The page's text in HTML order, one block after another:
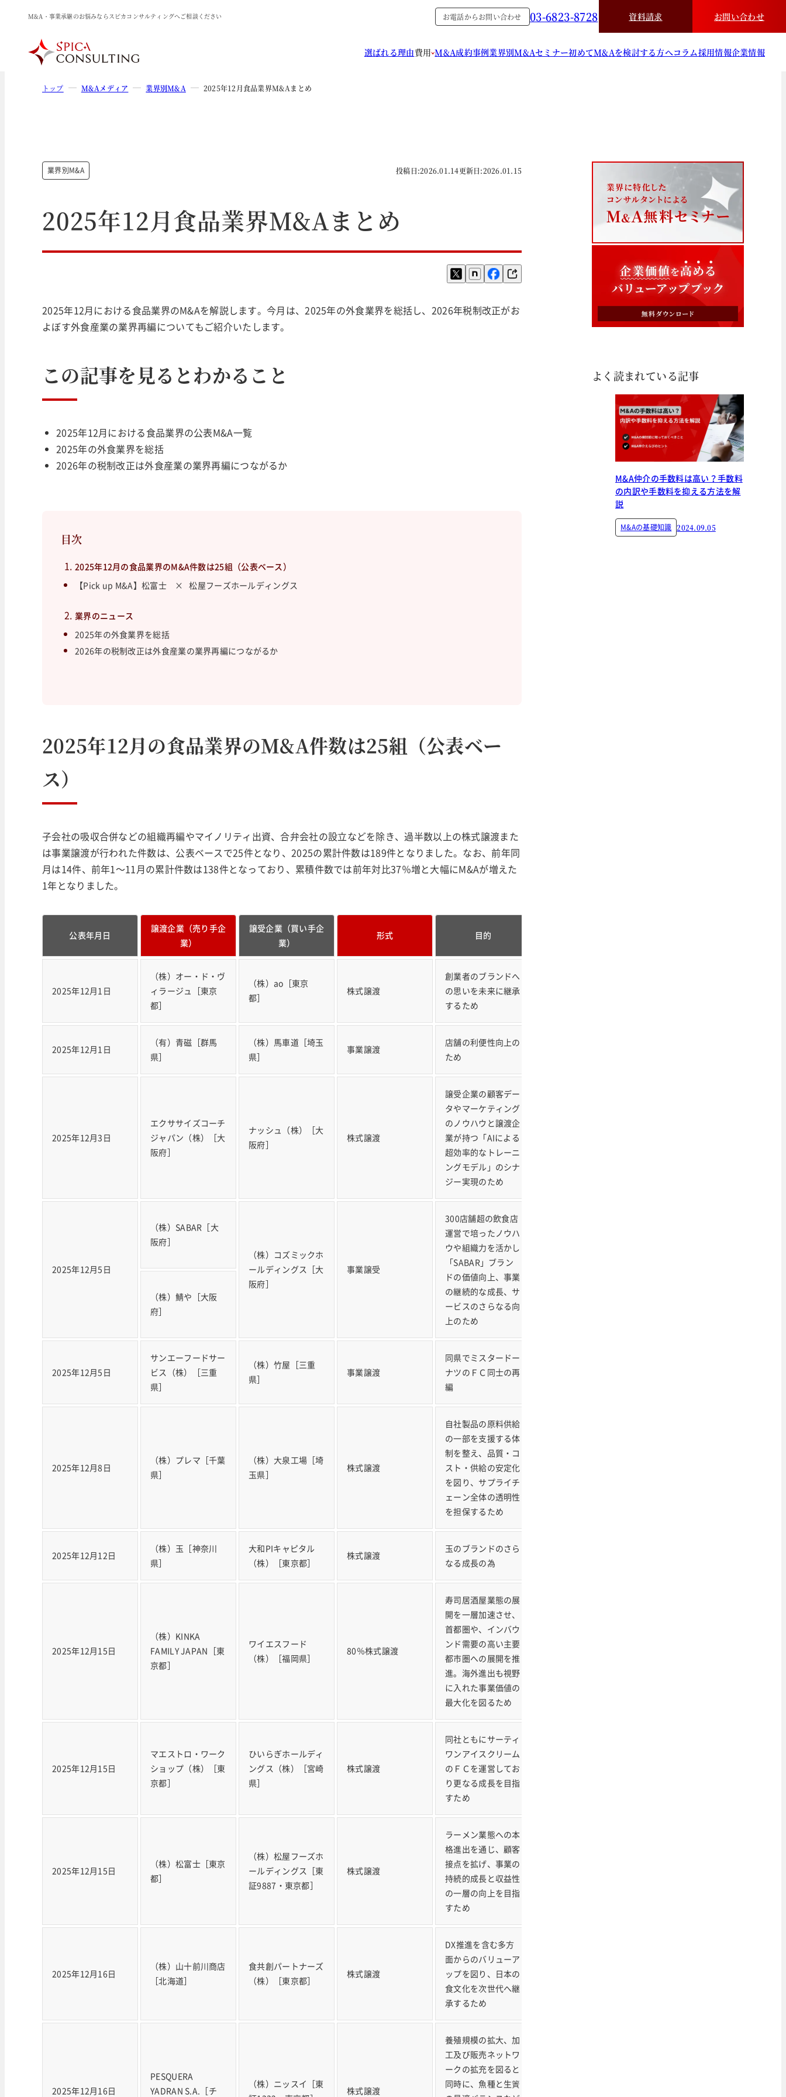
M&A・事業承継のお悩みならスピカコンサルティングへご相談ください お電話からお問い合わせ 03-6823-8728 資料請求 お問い合わせ
選ばれる理由費用 M&A成約事例業界別M&Aセミナー初めてM&Aを検討する方へコラム採用情報企業情報
トップ M&Aメディア 業界別M&A 2025年12月食品業界M&Aまとめ
業界別M&A 投稿日:2026.01.14更新日:2026.01.15
2025年12月食品業界M&Aまとめ
2025年12月における食品業界のM&Aを解説します。今月は、2025年の外食業界を総括し、2026年税制改正がお
よぼす外食産業の業界再編についてもご紹介いたします。
この記事を見るとわかること
2025年12月における食品業界の公表M&A一覧
2025年の外食業界を総括
2026年の税制改正は外食産業の業界再編につながるか
目次
2025年12月の食品業界のM&A件数は25組（公表ベース）
【Pick up M&A】松富士 × 松屋フーズホールディングス
業界のニュース
2025年の外食業界を総括
2026年の税制改正は外食産業の業界再編につながるか
2025年12月の食品業界のM&A件数は25組（公表ベー
ス）
子会社の吸収合併などの組織再編やマイノリティ出資、合弁会社の設立などを除き、過半数以上の株式譲渡また
は事業譲渡が行われた件数は、公表ベースで25件となり、2025の累計件数は189件となりました。なお、前年同
月は14件、前年1～11月の累計件数は138件となっており、累積件数では前年対比37％増と大幅にM&Aが増えた
1年となりました。
公表年月日
譲渡企業（売り手企
業）
譲受企業（買い手企
業）
形式 目的
2025年12月1日
（株）オー・ド・ヴ
ィラージュ［東京
都］
（株）ao［東京
都］
株式譲渡
創業者のブランドへ
の思いを未来に継承
するため
2025年12月1日
（有）青磁［群馬
県］
（株）馬車道［埼玉
県］
事業譲渡
店舗の利便性向上の
ため
2025年12月3日
エクササイズコーチ
ジャパン（株）［大
阪府］
ナッシュ（株）［大
阪府］
株式譲渡
譲受企業の顧客デー
タやマーケティング
のノウハウと譲渡企
業が持つ「AIによる
超効率的なトレーニ
ングモデル」のシナ
ジー実現のため
2025年12月5日
（株）SABAR［大
阪府］
（株）コズミックホ
ールディングス［大
阪府］
事業譲受
300店舗超の飲食店
運営で培ったノウハ
ウや組織力を活かし
「SABAR」ブラン
ドの価値向上、事業
の継続的な成長、サ
ービスのさらなる向
上のため
（株）鯖や［大阪
府］
2025年12月5日
サンエーフードサー
ビス（株）［三重
県］
（株）竹屋［三重
県］
事業譲渡
同県でミスタードー
ナツのＦＣ同士の再
編
2025年12月8日
（株）プレマ［千葉
県］
（株）大泉工場［埼
玉県］
株式譲渡
自社製品の原料供給
の一部を支援する体
制を整え、品質・コ
スト・供給の安定化
を図り、サプライチ
ェーン全体の透明性
を担保するため
2025年12月12日
（株）玉［神奈川
県］
大和PIキャピタル
（株）［東京都］
株式譲渡
玉のブランドのさら
なる成長の為
2025年12月15日
（株）KINKA
FAMILY JAPAN［東
京都］
ワイエスフード
（株）［福岡県］
80％株式譲渡
寿司居酒屋業態の展
開を一層加速させ、
首都圏や、インバウ
ンド需要の高い主要
都市圏への展開を推
進。海外進出も視野
に入れた事業価値の
最大化を図るため
2025年12月15日
マエストロ・ワーク
ショップ（株）［東
京都］
ひいらぎホールディ
ングス（株）［宮崎
県］
株式譲渡
同社ともにサーティ
ワンアイスクリーム
のＦＣを運営してお
り更なる成長を目指
すため
2025年12月15日
（株）松富士［東京
都］
（株）松屋フーズホ
ールディングス［東
証9887・東京都］
株式譲渡
ラーメン業態への本
格進出を通じ、顧客
接点を拡げ、事業の
持続的成長と収益性
の一層の向上を目指
すため
2025年12月16日
（株）山十前川商店
［北海道］
食共創パートナーズ
（株）［東京都］
株式譲渡
DX推進を含む多方
面からのバリューア
ップを図り、日本の
食文化を次世代へ継
承するため
2025年12月16日
PESQUERA
YADRAN S.A.［チ
（株）ニッスイ［東
株式譲渡
養殖規模の拡大、加
工及び販売ネットワ
ークの拡充を図ると
同時に、魚種と生簀
よく読まれている記事
M&A仲介の手数料は高い？手数料
の内訳や手数料を抑える方法を解
説
M&Aの基礎知識 2024.09.05